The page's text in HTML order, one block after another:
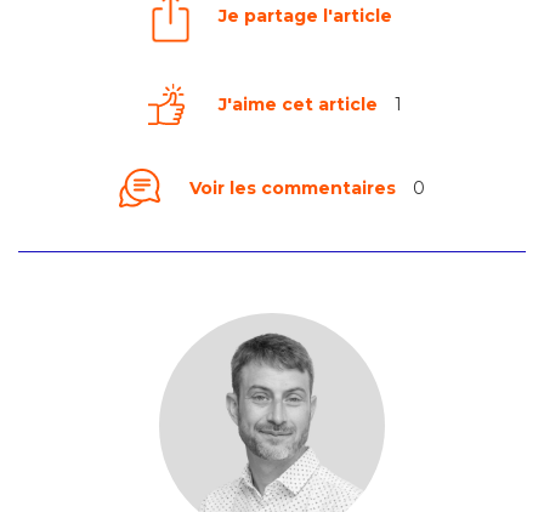
Je partage l'article
J'aime cet article 1
Voir les commentaires 0